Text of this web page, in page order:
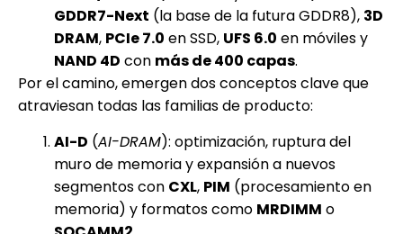
GDDR7-Next (la base de la futura GDDR8), 3D
DRAM, PCIe 7.0 en SSD, UFS 6.0 en móviles y
NAND 4D con más de 400 capas.
Por el camino, emergen dos conceptos clave que
atraviesan todas las familias de producto:
AI-D (AI-DRAM): optimización, ruptura del
muro de memoria y expansión a nuevos
segmentos con CXL, PIM (procesamiento en
memoria) y formatos como MRDIMM o